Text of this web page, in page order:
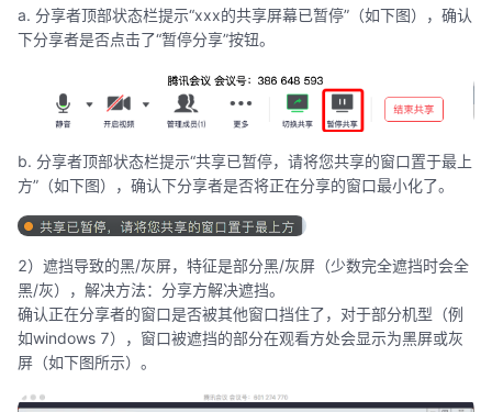
a. 分享者顶部状态栏提示“xxx的共享屏幕已暂停”（如下图），确认
下分享者是否点击了“暂停分享”按钮。
b. 分享者顶部状态栏提示“共享已暂停，请将您共享的窗口置于最上
方”（如下图），确认下分享者是否将正在分享的窗口最小化了。
2）遮挡导致的黑/灰屏，特征是部分黑/灰屏（少数完全遮挡时会全
黑/灰），解决方法：分享方解决遮挡。
确认正在分享者的窗口是否被其他窗口挡住了，对于部分机型（例
如windows 7），窗口被遮挡的部分在观看方处会显示为黑屏或灰
屏（如下图所示）。